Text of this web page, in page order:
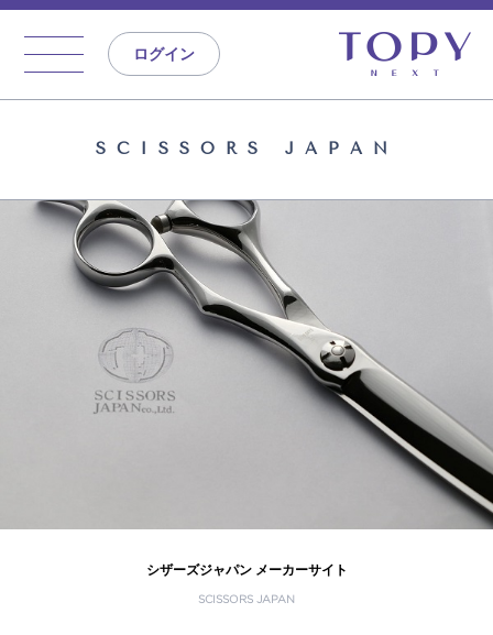
ログイン
SCISSORS JAPAN
シザーズジャパン メーカーサイト
SCISSORS JAPAN